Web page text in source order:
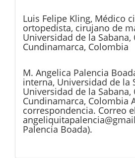
Luis Felipe Kling, Médico
ortopedista, cirujano de
Universidad de la Sabana,
Cundinamarca, Colombia
M. Angelica Palencia
interna, Universidad de la
Universidad de la Sabana,
Cundinamarca, Colombia
correspondencia. Correo
Palencia Boada).